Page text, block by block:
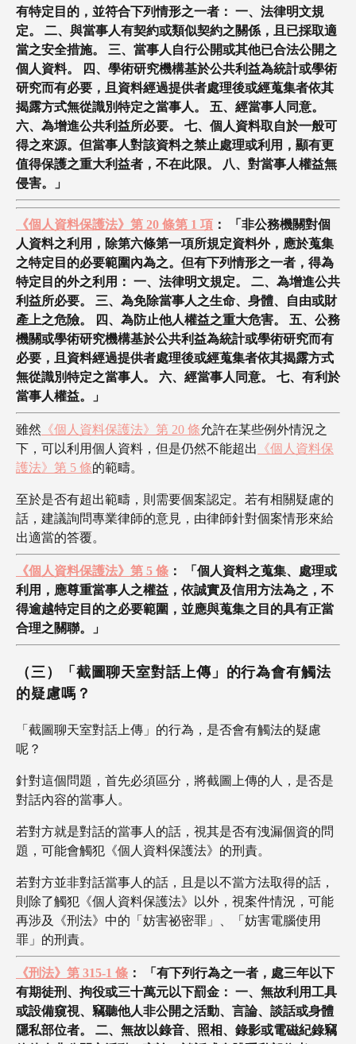
有特定目的，並符合下列情形之一者： 一、法律明文規
定。 二、與當事人有契約或類似契約之關係，且已採取適
當之安全措施。 三、當事人自行公開或其他已合法公開之
個人資料。 四、學術研究機構基於公共利益為統計或學術
研究而有必要，且資料經過提供者處理後或經蒐集者依其
揭露方式無從識別特定之當事人。 五、經當事人同意。
六、為增進公共利益所必要。 七、個人資料取自於一般可
得之來源。但當事人對該資料之禁止處理或利用，顯有更
值得保護之重大利益者，不在此限。 八、對當事人權益無
侵害。」
《個人資料保護法》第 20 條第 1 項 ： 「非公務機關對個
人資料之利用，除第六條第一項所規定資料外，應於蒐集
之特定目的必要範圍內為之。但有下列情形之一者，得為
特定目的外之利用： 一、法律明文規定。 二、為增進公共
利益所必要。 三、為免除當事人之生命、身體、自由或財
產上之危險。 四、為防止他人權益之重大危害。 五、公務
機關或學術研究機構基於公共利益為統計或學術研究而有
必要，且資料經過提供者處理後或經蒐集者依其揭露方式
無從識別特定之當事人。 六、經當事人同意。 七、有利於
當事人權益。」
雖然 《個人資料保護法》第 20 條允許在某些例外情況之
下，可以利用個人資料，但是仍然不能超出
《個人資料保
護法》第 5 條的範疇。
至於是否有超出範疇，則需要個案認定。若有相關疑慮的
話，建議詢問專業律師的意見，由律師針對個案情形來給
出適當的答覆。
《個人資料保護法》第 5 條 ： 「個人資料之蒐集、處理或
利用，應尊重當事人之權益，依誠實及信用方法為之，不
得逾越特定目的之必要範圍，並應與蒐集之目的具有正當
合理之關聯。」
（三）「截圖聊天室對話上傳」的行為會有觸法
的疑慮嗎？
「截圖聊天室對話上傳」的行為，是否會有觸法的疑慮
呢？
針對這個問題，首先必須區分，將截圖上傳的人，是否是
對話內容的當事人。
若對方就是對話的當事人的話，視其是否有洩漏個資的問
題，可能會觸犯《個人資料保護法》的刑責。
若對方並非對話當事人的話，且是以不當方法取得的話，
則除了觸犯《個人資料保護法》以外，視案件情況，可能
再涉及《刑法》中的「妨害祕密罪」、「妨害電腦使用
罪」的刑責。
《刑法》第 315-1 條 ： 「有下列行為之一者，處三年以下
有期徒刑、拘役或三十萬元以下罰金： 一、無故利用工具
或設備窺視、竊聽他人非公開之活動、言論、談話或身體
隱私部位者。 二、無故以錄音、照相、錄影或電磁紀錄竊